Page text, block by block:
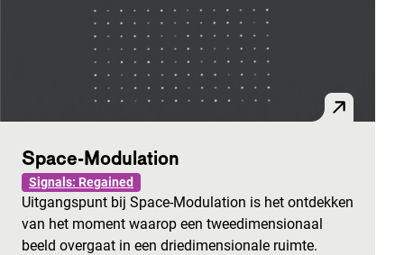
Space-Modulation
Signals: Regained
Uitgangspunt bij Space-Modulation is het ontdekken
van het moment waarop een tweedimensionaal
beeld overgaat in een driedimensionale ruimte.